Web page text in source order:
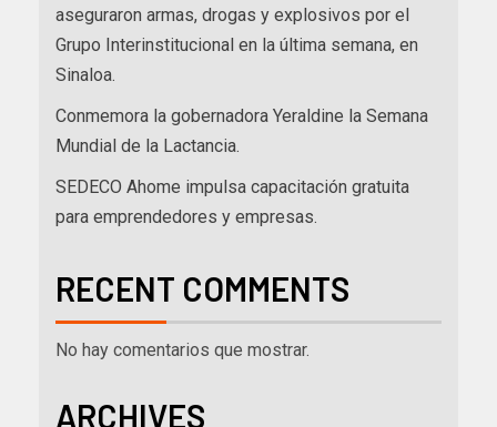
aseguraron armas, drogas y explosivos por el
Grupo Interinstitucional en la última semana, en
Sinaloa.
Conmemora la gobernadora Yeraldine la Semana
Mundial de la Lactancia.
SEDECO Ahome impulsa capacitación gratuita
para emprendedores y empresas.
RECENT COMMENTS
No hay comentarios que mostrar.
ARCHIVES